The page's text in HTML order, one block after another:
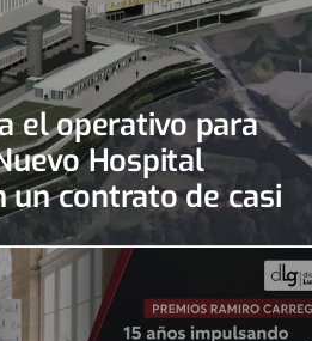
el operativo para
Hospital
un contrato de casi